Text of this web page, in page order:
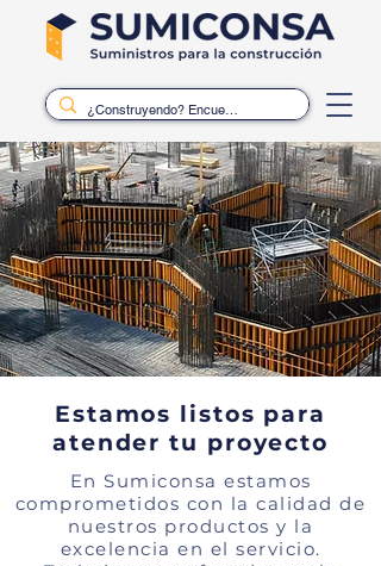
Estamos listos para
atender tu proyecto
En Sumiconsa estamos
comprometidos con la calidad de
nuestros productos y la
excelencia en el servicio.